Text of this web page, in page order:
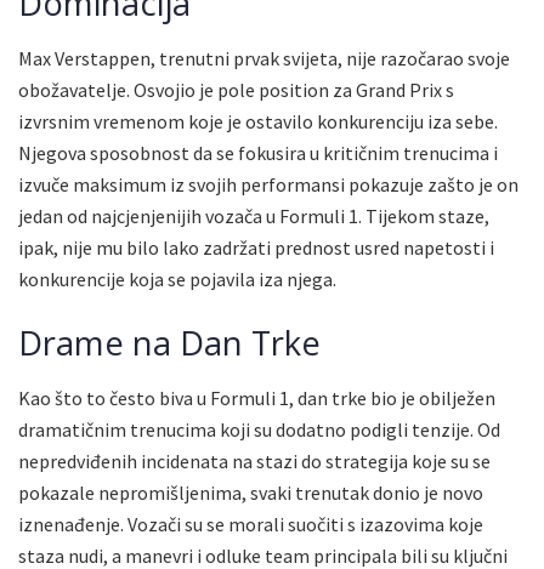
Max Verstappen, trenutni prvak svijeta, nije razočarao svoje
obožavatelje. Osvojio je pole position za Grand Prix s
izvrsnim vremenom koje je ostavilo konkurenciju iza sebe.
Njegova sposobnost da se fokusira u kritičnim trenucima i
izvuče maksimum iz svojih performansi pokazuje zašto je on
jedan od najcjenjenijih vozača u Formuli 1. Tijekom staze,
ipak, nije mu bilo lako zadržati prednost usred napetosti i
konkurencije koja se pojavila iza njega.
Drame na Dan Trke
Kao što to često biva u Formuli 1, dan trke bio je obilježen
dramatičnim trenucima koji su dodatno podigli tenzije. Od
nepredviđenih incidenata na stazi do strategija koje su se
pokazale nepromišljenima, svaki trenutak donio je novo
iznenađenje. Vozači su se morali suočiti s izazovima koje
staza nudi, a manevri i odluke team principala bili su ključni